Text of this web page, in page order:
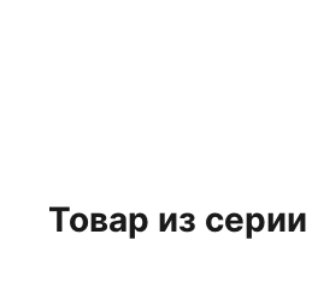
Товар из серии